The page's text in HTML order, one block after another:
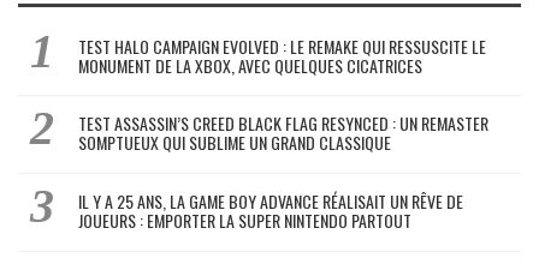
TEST HALO CAMPAIGN EVOLVED : LE REMAKE QUI RESSUSCITE LE
MONUMENT DE LA XBOX, AVEC QUELQUES CICATRICES
TEST ASSASSIN’S CREED BLACK FLAG RESYNCED : UN REMASTER
SOMPTUEUX QUI SUBLIME UN GRAND CLASSIQUE
IL Y A 25 ANS, LA GAME BOY ADVANCE RÉALISAIT UN RÊVE DE
JOUEURS : EMPORTER LA SUPER NINTENDO PARTOUT